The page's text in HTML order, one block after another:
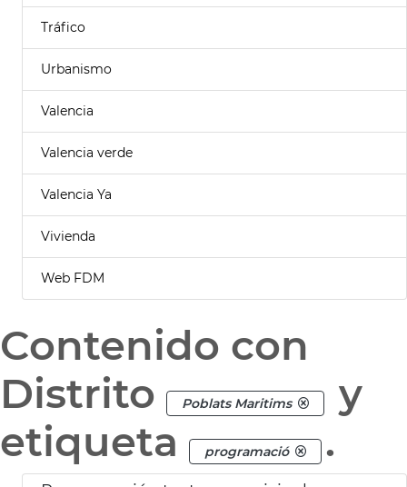
Tráfico
Urbanismo
Valencia
Valencia verde
Valencia Ya
Vivienda
Web FDM
Contenido con
Distrito
Poblats Maritims
y
etiqueta
programació .